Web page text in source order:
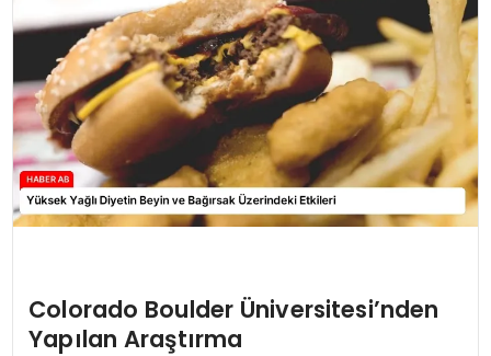
Colorado Boulder Üniversitesi’nden
Yapılan Araştırma